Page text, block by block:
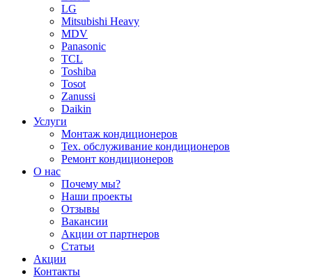
LG
Mitsubishi Heavy
MDV
Panasonic
TCL
Toshiba
Tosot
Zanussi
Daikin
Услуги
Монтаж кондиционеров
Тех. обслуживание кондиционеров
Ремонт кондиционеров
О нас
Почему мы?
Наши проекты
Отзывы
Вакансии
Акции от партнеров
Статьи
Акции
Контакты